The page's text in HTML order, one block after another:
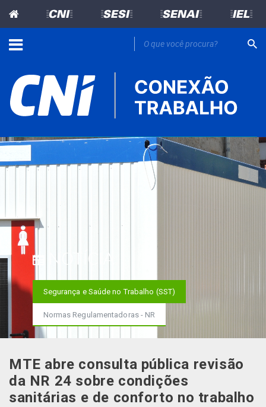
=CNI= =SESI= =SENAI= =IEL=
NOTÍCIA
Segurança e Saúde no Trabalho (SST)
Normas Regulamentadoras - NR
MTE abre consulta pública revisão
da NR 24 sobre condições
sanitárias e de conforto no trabalho